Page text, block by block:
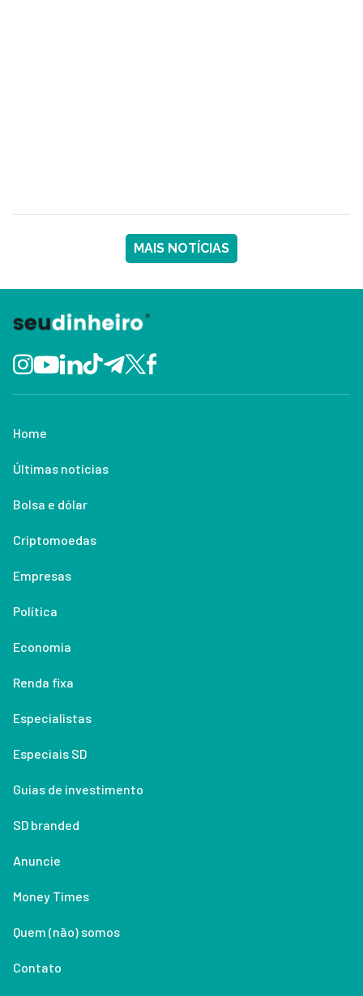
MAIS NOTÍCIAS
Home
Últimas notícias
Bolsa e dólar
Criptomoedas
Empresas
Política
Economia
Renda fixa
Especialistas
Especiais SD
Guias de investimento
SD branded
Anuncie
Money Times
Quem (não) somos
Contato